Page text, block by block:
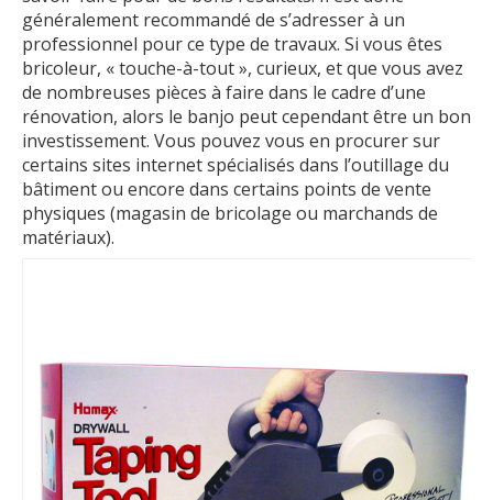
généralement recommandé de s’adresser à un
professionnel pour ce type de travaux. Si vous êtes
bricoleur, « touche-à-tout », curieux, et que vous avez
de nombreuses pièces à faire dans le cadre d’une
rénovation, alors le banjo peut cependant être un bon
investissement. Vous pouvez vous en procurer sur
certains sites internet spécialisés dans l’outillage du
bâtiment ou encore dans certains points de vente
physiques (magasin de bricolage ou marchands de
matériaux).